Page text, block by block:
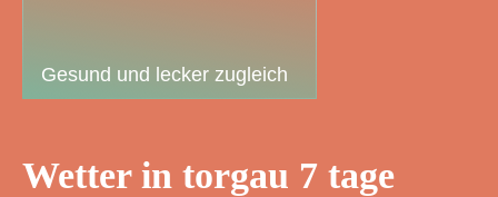
Gesund und lecker zugleich
Wetter in torgau 7 tage